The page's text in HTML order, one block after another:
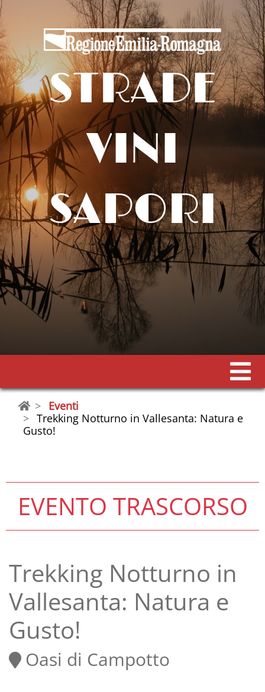
STRADE
VINI
SAPORI
Eventi
Trekking Notturno in Vallesanta: Natura e
Gusto!
EVENTO TRASCORSO
Trekking Notturno in
Vallesanta: Natura e
Gusto!
Oasi di Campotto